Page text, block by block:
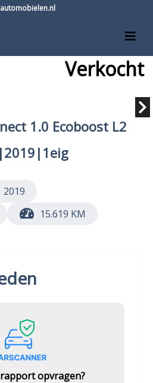
Verkocht
1.0 Ecoboost L2
2019
15.619 KM
opvragen?